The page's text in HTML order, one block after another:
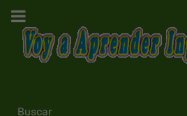
Buscar